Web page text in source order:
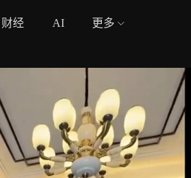
财经 AI 更多